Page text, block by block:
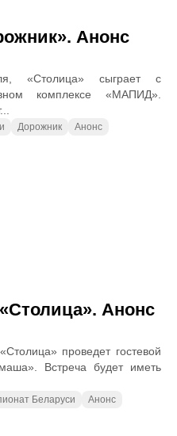
Анонс
«Столица» сыграет с
комплексе «МАПИД».
Дорожник
Анонс
Анонс
проведет гостевой
Встреча будет иметь
Беларуси
Анонс